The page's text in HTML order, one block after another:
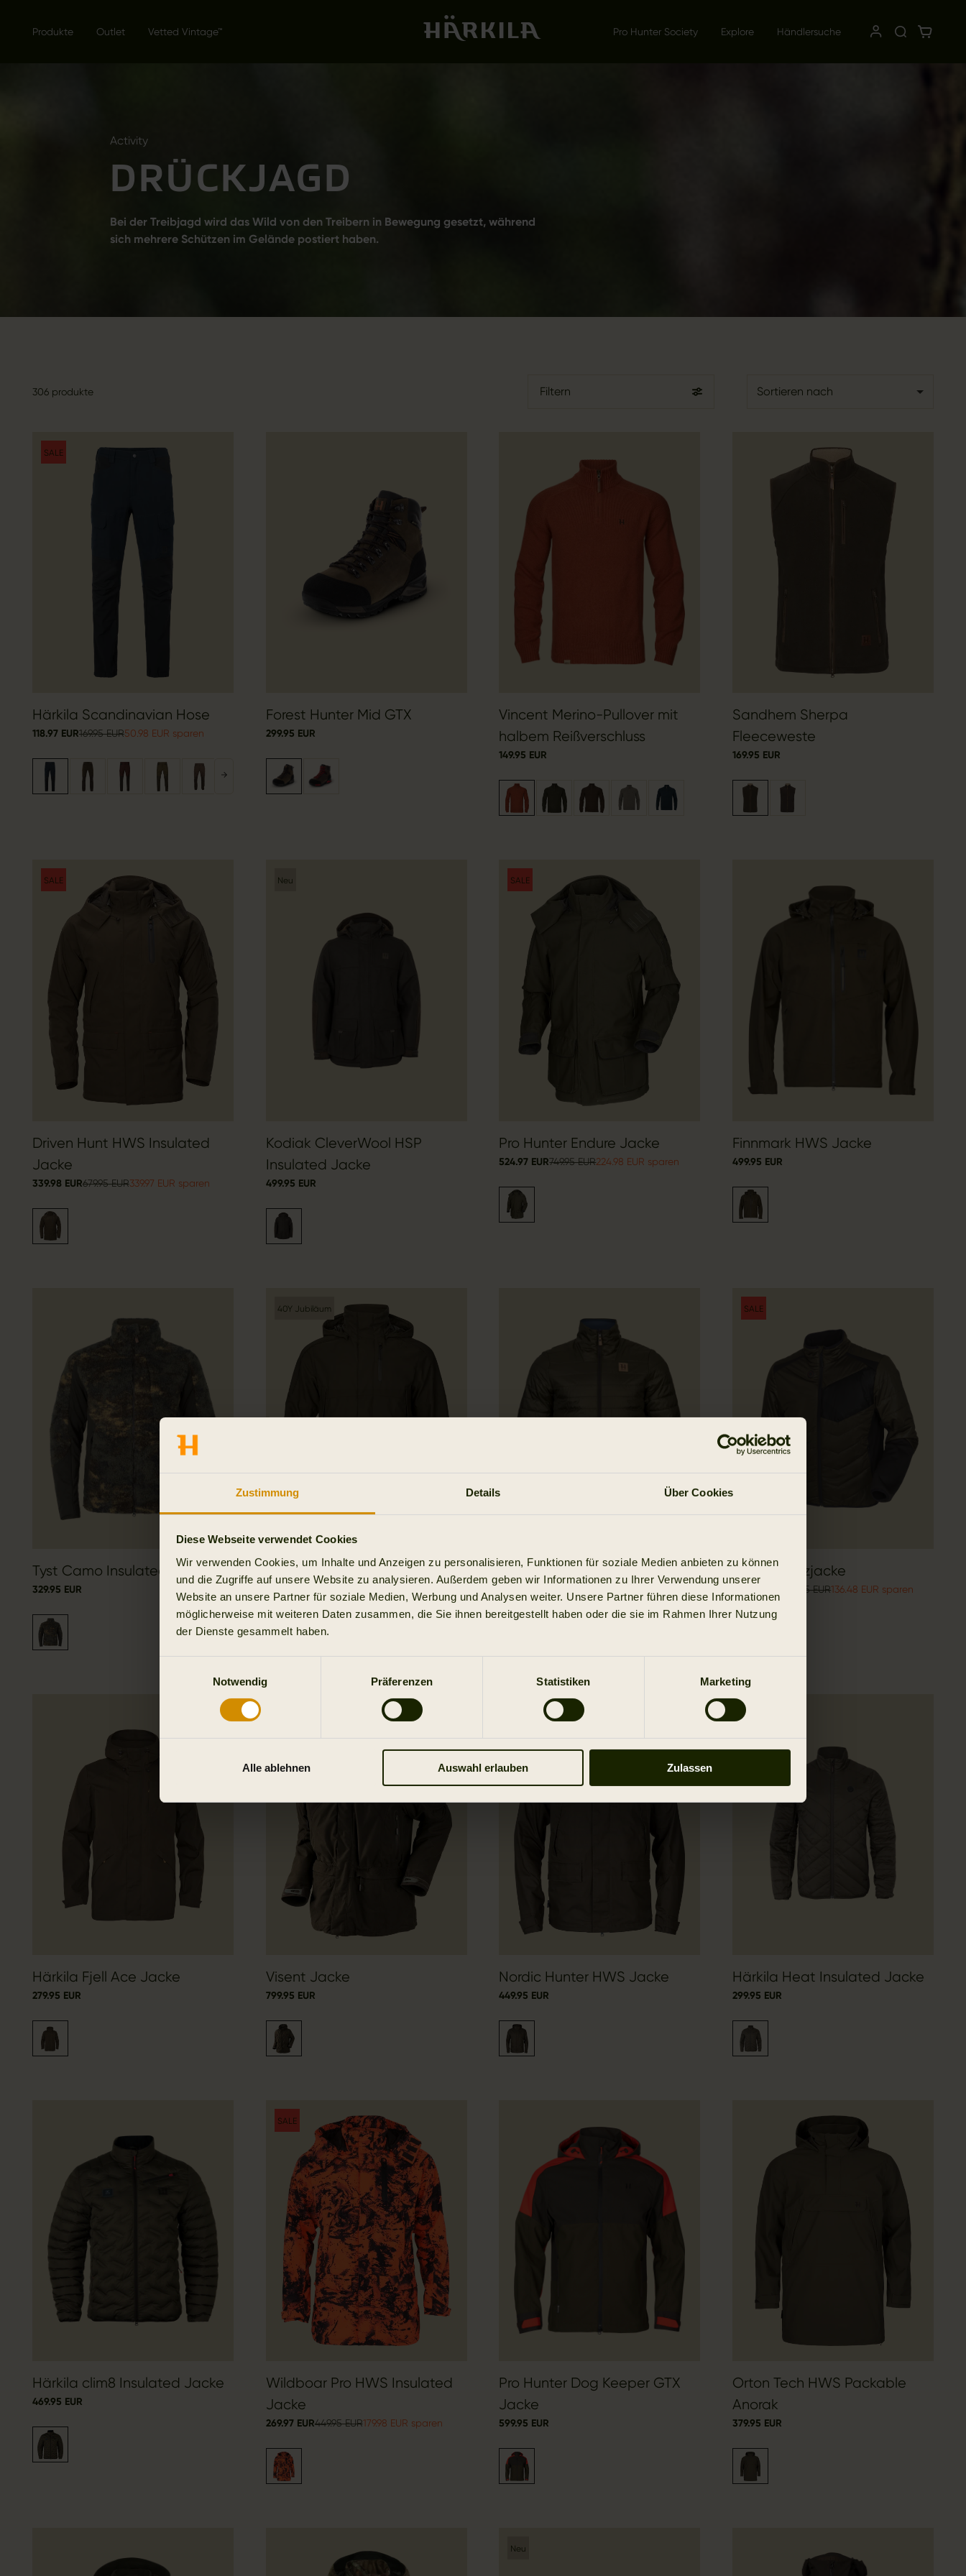
Zustimmung Details Über Cookies
Diese Webseite verwendet Cookies
Wir verwenden Cookies, um Inhalte und Anzeigen zu personalisieren, Funktionen für soziale Medien anbieten zu können
und die Zugriffe auf unsere Website zu analysieren. Außerdem geben wir Informationen zu Ihrer Verwendung unserer
Website an unsere Partner für soziale Medien, Werbung und Analysen weiter. Unsere Partner führen diese Informationen
möglicherweise mit weiteren Daten zusammen, die Sie ihnen bereitgestellt haben oder die sie im Rahmen Ihrer Nutzung
der Dienste gesammelt haben.
Notwendig
Präferenzen Statistiken Marketing
Alle ablehnen Auswahl erlauben Zulassen
Produkte Outlet Vetted Vintage™ Pro Hunter Society Explore Händlersuche
Activity
DRÜCKJAGD
Bei der Treibjagd wird das Wild von den Treibern in Bewegung gesetzt, während
sich mehrere Schützen im Gelände postiert haben.
306 produkte Filtern Sortieren nach
SALE
Härkila Scandinavian Hose
118.97 EUR169.95 EUR50.98 EUR sparen
Forest Hunter Mid GTX
299.95 EUR
Vincent Merino-Pullover mit
halbem Reißverschluss
149.95 EUR
Sandhem Sherpa
Fleeceweste
169.95 EUR
SALE
Driven Hunt HWS Insulated
Jacke
339.98 EUR679.95 EUR339.97 EUR sparen
Neu
Kodiak CleverWool HSP
Insulated Jacke
499.95 EUR
SALE
Pro Hunter Endure Jacke
524.97 EUR749.95 EUR224.98 EUR sparen
Finnmark HWS Jacke
499.95 EUR
Tyst Camo Insulated Jacke
329.95 EUR
40Y Jubiläum
Pro Hunter GTX Legacy Jacke Härkila Kalix HSP Jacke
SALE
Härkila Heizjacke
389.95 EUR136.48 EUR sparen
Härkila Fjell Ace Jacke
279.95 EUR
Visent Jacke
799.95 EUR
Nordic Hunter HWS Jacke
449.95 EUR
Neu
Härkila Heat Insulated Jacke
299.95 EUR
Härkila clim8 Insulated Jacke
469.95 EUR
SALE
Wildboar Pro HWS Insulated
Jacke
269.97 EUR449.95 EUR179.98 EUR sparen
Pro Hunter Dog Keeper GTX
Jacke
599.95 EUR
Orton Tech HWS Packable
Anorak
379.95 EUR
Neu